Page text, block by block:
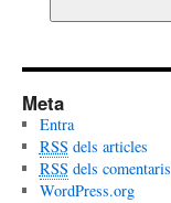
Meta
Entra
RSS dels articles
RSS dels comentaris
WordPress.org